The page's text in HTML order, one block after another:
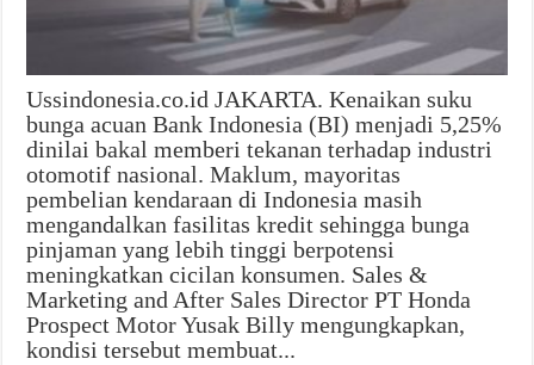
Ussindonesia.co.id JAKARTA. Kenaikan suku
bunga acuan Bank Indonesia (BI) menjadi 5,25%
dinilai bakal memberi tekanan terhadap industri
otomotif nasional. Maklum, mayoritas
pembelian kendaraan di Indonesia masih
mengandalkan fasilitas kredit sehingga bunga
pinjaman yang lebih tinggi berpotensi
meningkatkan cicilan konsumen. Sales &
Marketing and After Sales Director PT Honda
Prospect Motor Yusak Billy mengungkapkan,
kondisi tersebut membuat...